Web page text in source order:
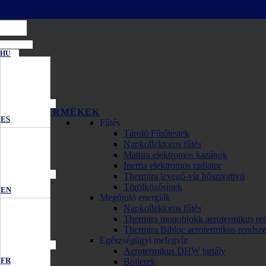
HU
ES
EN
FR
TERMÉKEK
Fűtés
Tároló Fűtőtestek
Napkollektoros fűtés
Mattira elektromos kazánok
Inertia elektromos radiator
Thermira levegő-víz hőszivattyú
Törölközősínek
Megújuló energiák
Napkollektoros fűtés
Thermira monoblokk aerotermikus
Thermira Bibloc aerotermikus
Egészségügyi melegvíz
Aerotermikus DHW tartály
Bojlerek